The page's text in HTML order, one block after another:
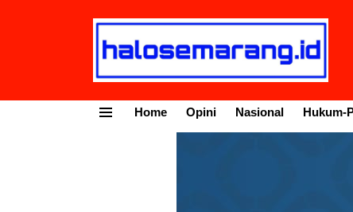
Home Opini Nasional Hukum-